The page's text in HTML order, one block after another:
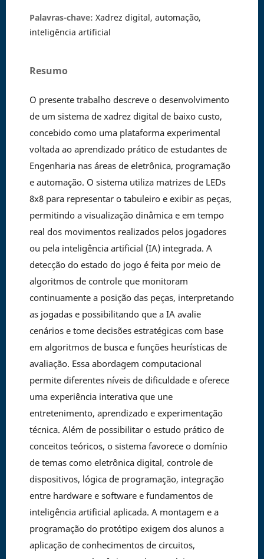
Palavras-chave: Xadrez digital, automação,
inteligência artificial
Resumo
O presente trabalho descreve o desenvolvimento
de um sistema de xadrez digital de baixo custo,
concebido como uma plataforma experimental
voltada ao aprendizado prático de estudantes de
Engenharia nas áreas de eletrônica, programação
e automação. O sistema utiliza matrizes de LEDs
8x8 para representar o tabuleiro e exibir as peças,
permitindo a visualização dinâmica e em tempo
real dos movimentos realizados pelos jogadores
ou pela inteligência artificial (IA) integrada. A
detecção do estado do jogo é feita por meio de
algoritmos de controle que monitoram
continuamente a posição das peças, interpretando
as jogadas e possibilitando que a IA avalie
cenários e tome decisões estratégicas com base
em algoritmos de busca e funções heurísticas de
avaliação. Essa abordagem computacional
permite diferentes níveis de dificuldade e oferece
uma experiência interativa que une
entretenimento, aprendizado e experimentação
técnica. Além de possibilitar o estudo prático de
conceitos teóricos, o sistema favorece o domínio
de temas como eletrônica digital, controle de
dispositivos, lógica de programação, integração
entre hardware e software e fundamentos de
inteligência artificial aplicada. A montagem e a
programação do protótipo exigem dos alunos a
aplicação de conhecimentos de circuitos,